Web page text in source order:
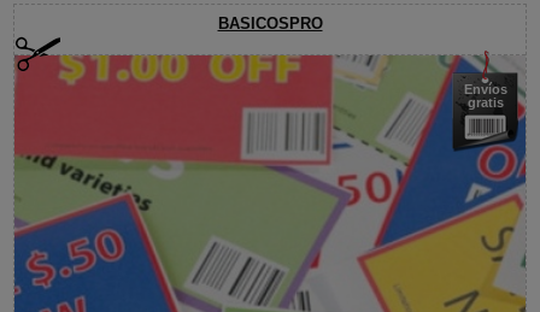
BASICOSPRO
Envíos
gratis